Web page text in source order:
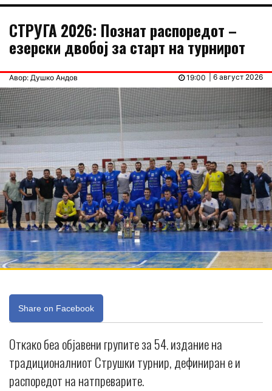
СТРУГА 2026: Познат распоредот –
езерски двобој за старт на турнирот
Авор: Душко Андов | 6 август 2026
19:00
Share on Facebook
Откако беа објавени групите за 54. издание на
традиционалниот Струшки турнир, дефиниран е и
распоредот на натпреварите.